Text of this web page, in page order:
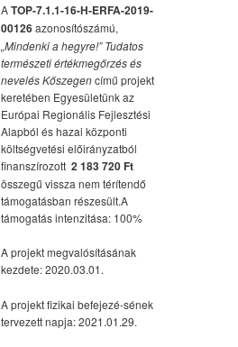
ATOP-7.1.1-16-H-ERFA-2019-
00126azonosítószámú,
„Mindenki a hegyre!” Tudatos
természeti értékmegőrzés és
nevelés Kőszegencímű projekt
keretében Egyesületünk az
Európai Regionális Fejlesztési
Alapból és hazai központi
költségvetési előirányzatból
finanszírozott 2 183 720 Ft
összegű vissza nem térítendő
támogatásban részesült.A
támogatás intenzitása: 100%
A projekt megvalósításának
kezdete: 2020.03.01.
A projekt fizikai befejezé-sének
tervezett napja: 2021.01.29.